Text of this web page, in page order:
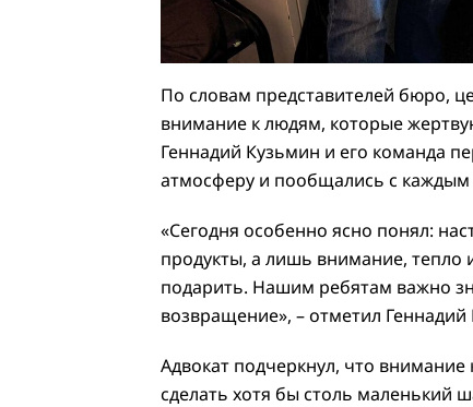
По словам представителей бюро,
внимание к людям, которые
Геннадий Кузьмин и его команда
атмосферу и пообщались с каждым
«Сегодня особенно ясно понял:
продукты, а лишь внимание, тепло
подарить. Нашим ребятам важно
возвращение», – отметил Геннадий
Адвокат подчеркнул, что
сделать хотя бы столь маленький